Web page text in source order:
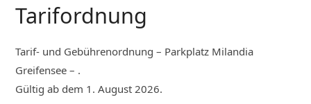
Tarifordnung
Tarif- und Gebührenordnung – Parkplatz Milandia
Greifensee – .
Gültig ab dem 1. August 2026.